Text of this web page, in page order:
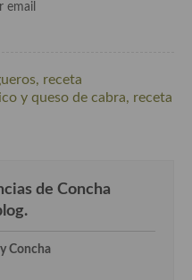
email
receta
y queso de cabra, receta
de Concha
Concha